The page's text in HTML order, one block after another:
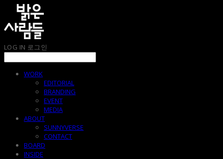
LOG IN 로그인
WORK
EDITORIAL
BRANDING
EVENT
MEDIA
ABOUT
SUNNYVERSE
CONTACT
BOARD
INSIDE